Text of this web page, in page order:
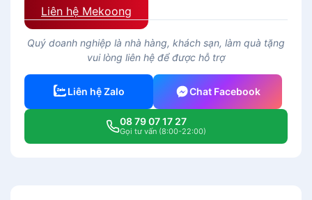
Liên hệ Mekoong
Quý doanh nghiệp là nhà hàng, khách sạn, làm quà tặng
vui lòng liên hệ để được hỗ trợ
Liên hệ Zalo Chat Facebook
08 79 07 17 27
Gọi tư vấn (8:00-22:00)